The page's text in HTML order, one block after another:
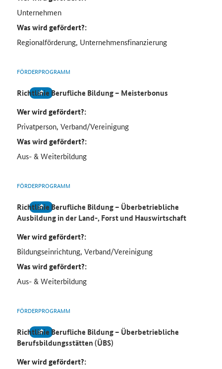
Unternehmen
Was wird gefördert?:
Regionalförderung, Unternehmensfinanzierung
FÖRDERPROGRAMM
Richtlinie Berufliche Bildung – Meisterbonus
Wer wird gefördert?:
Privatperson, Verband/Vereinigung
Was wird gefördert?:
Aus- & Weiterbildung
FÖRDERPROGRAMM
Richtlinie Berufliche Bildung – Überbetriebliche
Ausbildung in der Land-, Forst und Hauswirtschaft
Wer wird gefördert?:
Bildungseinrichtung, Verband/Vereinigung
Was wird gefördert?:
Aus- & Weiterbildung
FÖRDERPROGRAMM
Richtlinie Berufliche Bildung – Überbetriebliche
Berufsbildungsstätten (ÜBS)
Wer wird gefördert?: